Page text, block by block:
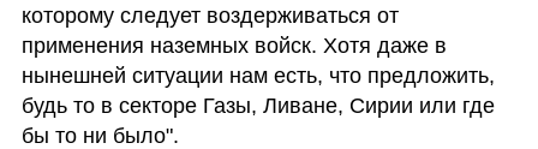
которому следует воздерживаться от
применения наземных войск. Хотя даже в
нынешней ситуации нам есть, что предложить,
будь то в секторе Газы, Ливане, Сирии или где
бы то ни было".